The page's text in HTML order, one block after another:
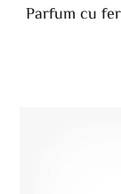
Parfum cu